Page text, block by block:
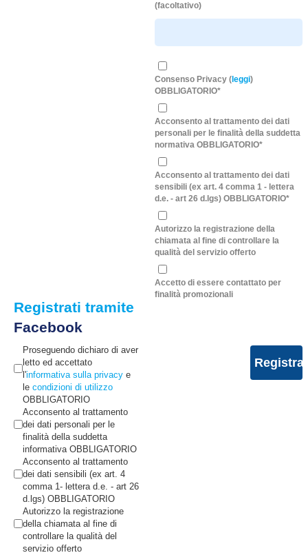
(facoltativo)
Consenso Privacy (leggi)
OBBLIGATORIO*
Acconsento al trattamento dei dati
personali per le finalità della suddetta
normativa OBBLIGATORIO*
Acconsento al trattamento dei dati
sensibili (ex art. 4 comma 1 - lettera
d.e. - art 26 d.lgs) OBBLIGATORIO*
Autorizzo la registrazione della
chiamata al fine di controllare la
qualità del servizio offerto
Accetto di essere contattato per
finalità promozionali
Registrati tramite
Facebook
Proseguendo dichiaro di aver
letto ed accettato
l'informativa sulla privacy e
le condizioni di utilizzo
OBBLIGATORIO
Acconsento al trattamento
dei dati personali per le
finalità della suddetta
informativa OBBLIGATORIO
Acconsento al trattamento
dei dati sensibili (ex art. 4
comma 1- lettera d.e. - art 26
d.lgs) OBBLIGATORIO
Autorizzo la registrazione
della chiamata al fine di
controllare la qualità del
servizio offerto